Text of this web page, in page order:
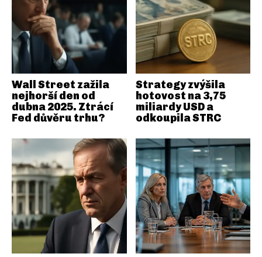
Wall Street zažila
nejhorší den od
dubna 2025. Ztrácí
Fed důvěru trhu?
Strategy zvýšila
hotovost na 3,75
miliardy USD a
odkoupila STRC